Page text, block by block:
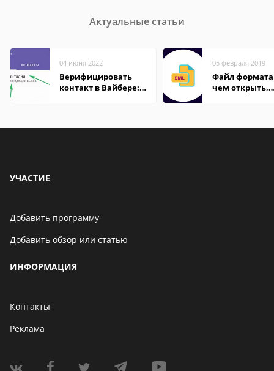
Актуальные статьи
04 июня 2022
Верифицировать
контакт в Вайбере:
05 февраля 2019
Файл формата
чем открыть,
УЧАСТИЕ
Добавить программу
Добавить обзор или статью
ИНФОРМАЦИЯ
Контакты
Реклама